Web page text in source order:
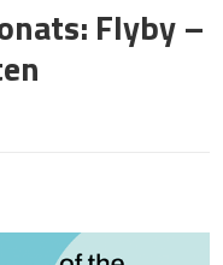
Flyby –